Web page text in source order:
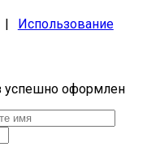
|
Использование
успешно оформлен